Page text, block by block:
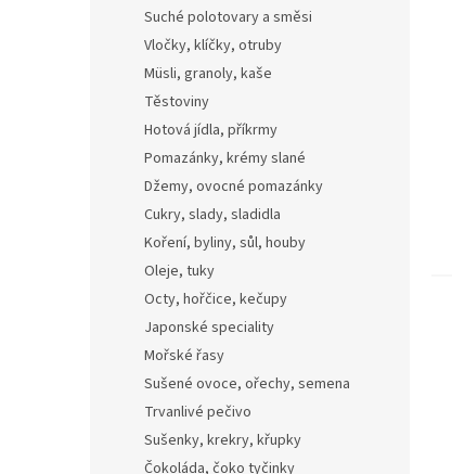
Suché polotovary a směsi
Vločky, klíčky, otruby
Müsli, granoly, kaše
Těstoviny
Hotová jídla, příkrmy
Pomazánky, krémy slané
Džemy, ovocné pomazánky
Cukry, slady, sladidla
Koření, byliny, sůl, houby
Oleje, tuky
Octy, hořčice, kečupy
Japonské speciality
Mořské řasy
Sušené ovoce, ořechy, semena
Trvanlivé pečivo
Sušenky, krekry, křupky
Čokoláda, čoko tyčinky